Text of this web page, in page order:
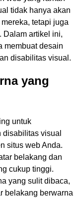
tidak hanya akan
tetapi juga
Dalam artikel ini,
membuat desain
disabilitas visual.
yang
untuk
visual
situs web Anda.
belakang dan
cukup tinggi.
yang sulit dibaca,
belakang berwarna